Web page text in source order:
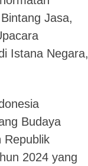
Jasa,
Istana Negara,
Budaya
Republik
2024 yang